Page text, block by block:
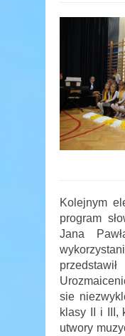
Kolejnym
program
Jana
sie
klasy II i III,
utwory